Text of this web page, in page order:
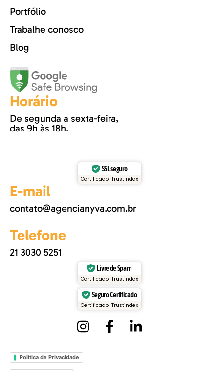
Portfólio
Trabalhe conosco
Blog
Horário
De segunda a sexta-feira,
das 9h às 18h.
SSL seguro
Certificado: Trustindex
E-mail
contato@agencianyva.com.br
Telefone
21 3030 5251
Livre de Spam
Certificado: Trustindex
Seguro Certificado
Certificado: Trustindex
Política de Privacidade